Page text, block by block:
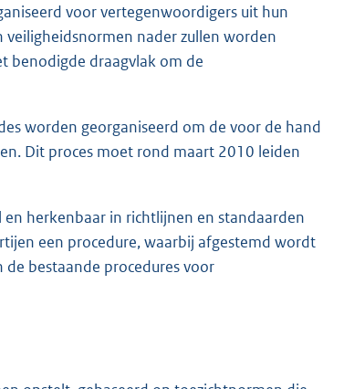
voor vertegenwoordigers uit hun
nader zullen worden
benodigde draagvlak om de
worden georganiseerd om de voor de hand
Dit proces moet rond maart 2010 leiden
herkenbaar in richtlijnen en standaarden
een procedure, waarbij afgestemd wordt
bestaande procedures voor